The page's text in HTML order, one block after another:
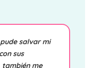
salvar mi
sus
me